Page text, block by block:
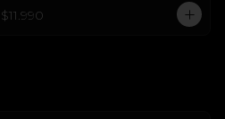
$11.990